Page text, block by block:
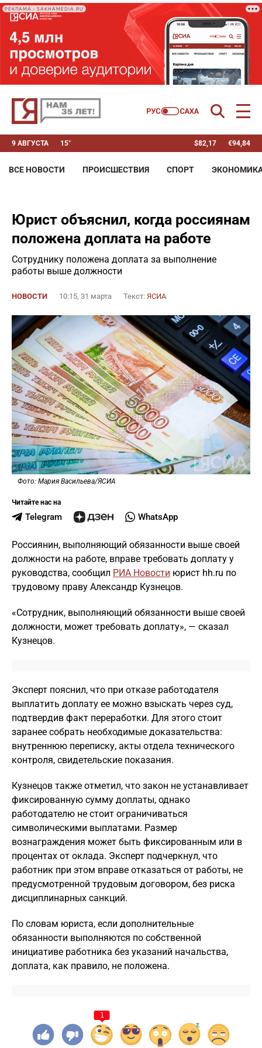
РЕКЛАМА • SAKHAMEDIA.RU
9 АВГУСТА 15° $82,17 €94,84
ВСЕ НОВОСТИ ПРОИСШЕСТВИЯ СПОРТ
Юрист объяснил, когда россиянам
положена доплата на работе
Сотруднику положена доплата за выполнение
работы выше должности
НОВОСТИ 10:15, 31 марта Текст: ЯСИА
Фото: Мария Васильева/ЯСИА
Читайте нас на
Telegram WhatsApp
Россиянин, выполняющий обязанности выше своей
должности на работе, вправе требовать доплату у
руководства, сообщил РИА Новости юрист hh.ru по
трудовому праву Александр Кузнецов.
«Сотрудник, выполняющий обязанности выше своей
должности, может требовать доплату», — сказал
Кузнецов.
Эксперт пояснил, что при отказе работодателя
выплатить доплату ее можно взыскать через суд,
подтвердив факт переработки. Для этого стоит
заранее собрать необходимые доказательства:
внутреннюю переписку, акты отдела технического
контроля, свидетельские показания.
Кузнецов также отметил, что закон не устанавливает
фиксированную сумму доплаты, однако
работодателю не стоит ограничиваться
символическими выплатами. Размер
вознаграждения может быть фиксированным или в
процентах от оклада. Эксперт подчеркнул, что
работник при этом вправе отказаться от работы, не
предусмотренной трудовым договором, без риска
дисциплинарных санкций.
По словам юриста, если дополнительные
обязанности выполняются по собственной
инициативе работника без указаний начальства,
доплата, как правило, не положена.​
1